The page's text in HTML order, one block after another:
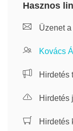
Hasznos
Üzenet
Kovács
Hirdetés
Hirdetés
Hirdetés